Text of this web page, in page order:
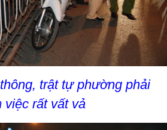
trật tự phường phải
việc rất vất vả